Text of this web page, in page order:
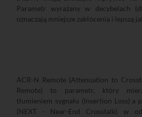
Parametr wyrażany w decybelach
oznaczają mniejsze zakłócenia i lepszą
ACR-N Remote (Attenuation to
Remote) to parametr, który
tłumieniem sygnału (Insertion Loss) a
(NEXT - Near-End Crosstalk) w